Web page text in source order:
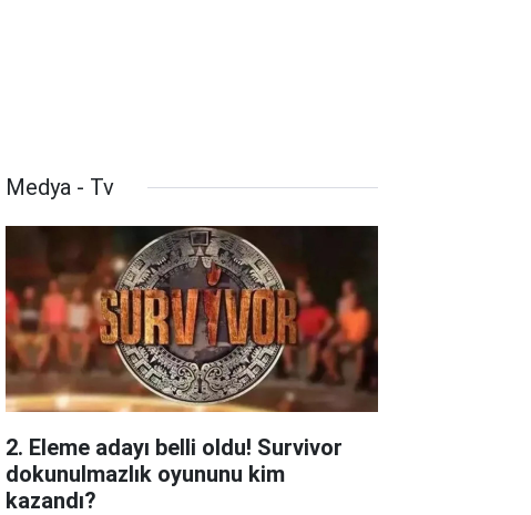
Medya - Tv
2. Eleme adayı belli oldu! Survivor
dokunulmazlık oyununu kim
kazandı?